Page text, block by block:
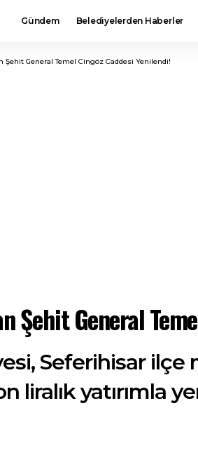
Gündem Belediyelerden Haberler
Şehit General Temel Cingöz Caddesi Yenilendi!
Şehit General
Seferihisar
liralık yatırımla